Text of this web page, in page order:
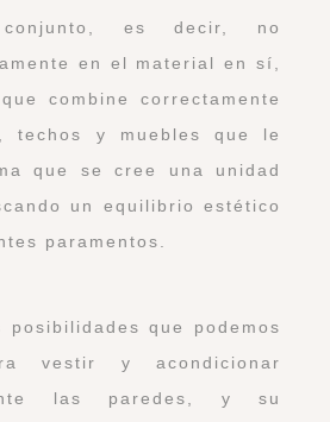
es decir, no
en el material en sí,
combine correctamente
techos y muebles que le
que se cree una unidad
un equilibrio estético
paramentos.
posibilidades que podemos
vestir y acondicionar
las paredes, y su